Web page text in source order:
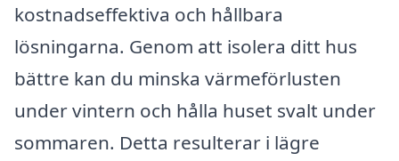
kostnadseffektiva och hållbara
lösningarna. Genom att isolera ditt hus
bättre kan du minska värmeförlusten
under vintern och hålla huset svalt under
sommaren. Detta resulterar i lägre